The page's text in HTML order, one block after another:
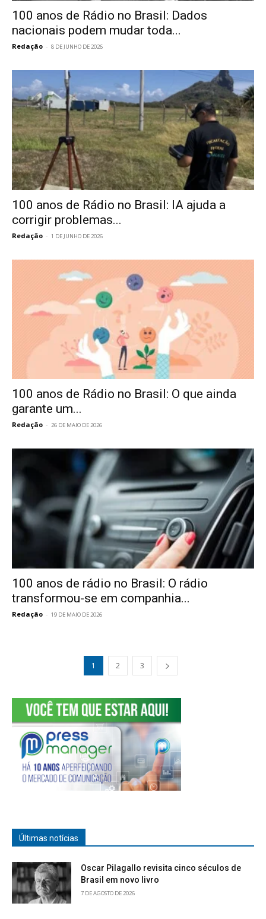
100 anos de Rádio no Brasil: Dados
nacionais podem mudar toda...
Redação - 8 DE JUNHO DE 2026
100 anos de Rádio no Brasil: IA ajuda a
corrigir problemas...
Redação - 1 DE JUNHO DE 2026
100 anos de Rádio no Brasil: O que ainda
garante um...
Redação - 26 DE MAIO DE 2026
100 anos de rádio no Brasil: O rádio
transformou-se em companhia...
Redação - 19 DE MAIO DE 2026
1 2 3
Últimas notícias
Oscar Pilagallo revisita cinco séculos de
Brasil em novo livro
7 DE AGOSTO DE 2026